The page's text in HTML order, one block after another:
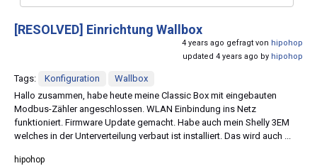
[RESOLVED] Einrichtung Wallbox
4 years ago gefragt von hipohop
updated 4 years ago by hipohop
Tags: Konfiguration
Wallbox
Hallo zusammen, habe heute meine Classic Box mit eingebauten
Modbus-Zähler angeschlossen. WLAN Einbindung ins Netz
funktioniert. Firmware Update gemacht. Habe auch mein Shelly 3EM
welches in der Unterverteilung verbaut ist installiert. Das wird auch ...
hipohop